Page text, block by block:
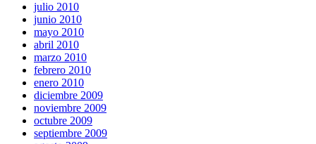
julio 2010
junio 2010
mayo 2010
abril 2010
marzo 2010
febrero 2010
enero 2010
diciembre 2009
noviembre 2009
octubre 2009
septiembre 2009